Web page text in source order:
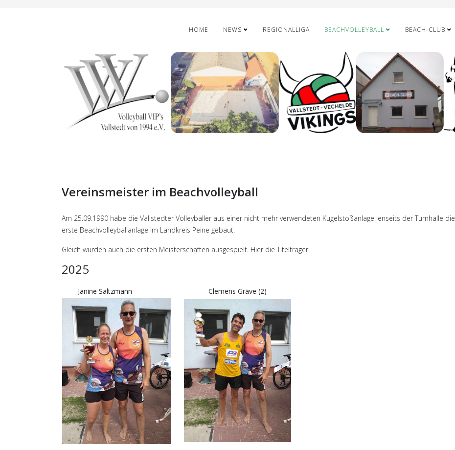
HOME NEWS REGIONALLIGA BEACHVOLLEYBALL BEACH-CLUB
Vereinsmeister im Beachvolleyball
Am 25.09.1990 habe die Vallstedter Volleyballer aus einer nicht mehr verwendeten Kugelstoßanlage jenseits der Turnhalle die
erste Beachvolleyballanlage im Landkreis Peine gebaut.
Gleich wurden auch die ersten Meisterschaften ausgespielt. Hier die Titelträger.
2025
Janine Saltzmann Clemens Gräve (2)